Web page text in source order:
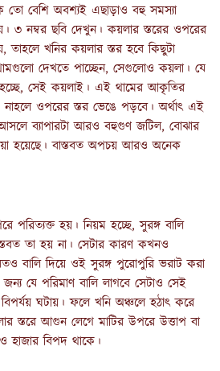
তো বেশি অবশ্যই এছাড়াও বহু সমস্যা
নম্বর ছবি দেখুন। কয়লার স্তরের ওপরের
তাহলে খনির কয়লার স্তর হবে কিছুটা
দেখতে পাচ্ছেন, সেগুলোও কয়লা। যে
সেই কয়লাই। এই থামের আকৃতির
ওপরের স্তর ভেঙে পড়বে। অর্থাৎ এই
ব্যাপারটা আরও বহুগুণ জটিল, বোঝার
হয়েছে। বাস্তবত অপচয় আরও অনেক
পরিত্যক্ত হয়। নিয়ম হচ্ছে, সুরঙ্গ বালি
তা হয় না। সেটার কারণ কখনও
বালি দিয়ে ওই সুরঙ্গ পুরোপুরি ভরাট করা
যে পরিমাণ বালি লাগবে সেটাও সেই
ঘটায়। ফলে খনি অঞ্চলে হঠাৎ করে
স্তরে আগুন লেগে মাটির উপরে উত্তাপ বা
হাজার বিপদ থাকে।